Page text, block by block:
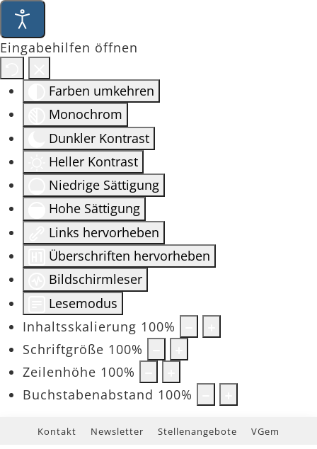
Eingabehilfen öffnen
Farben umkehren
Monochrom
Dunkler Kontrast
Heller Kontrast
Niedrige Sättigung
Hohe Sättigung
Links hervorheben
Überschriften hervorheben
Bildschirmleser
Lesemodus
Inhaltsskalierung 100%
Schriftgröße 100%
Zeilenhöhe 100%
Buchstabenabstand 100%
Kontakt Newsletter Stellenangebote VGem